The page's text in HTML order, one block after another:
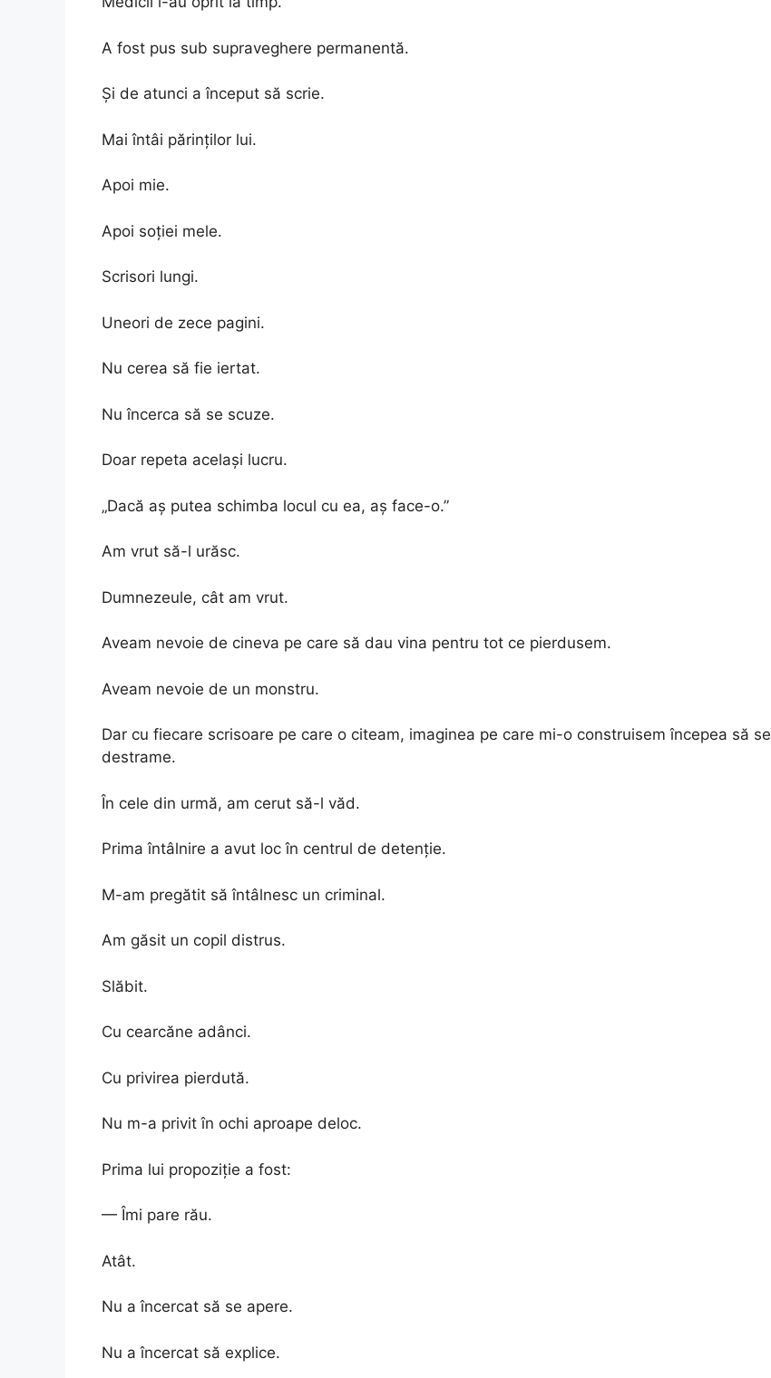
A fost pus sub supraveghere permanentă.
Și de atunci a început să scrie.
Mai întâi părinților lui.
Apoi mie.
Apoi soției mele.
Scrisori lungi.
Uneori de zece pagini.
Nu cerea să fie iertat.
Nu încerca să se scuze.
Doar repeta același lucru.
„Dacă aș putea schimba locul cu ea, aș face-o.”
Am vrut să-l urăsc.
Dumnezeule, cât am vrut.
Aveam nevoie de cineva pe care să dau vina pentru tot ce pierdusem.
Aveam nevoie de un monstru.
Dar cu fiecare scrisoare pe care o citeam, imaginea pe care mi-o construisem începea să se
destrame.
În cele din urmă, am cerut să-l văd.
Prima întâlnire a avut loc în centrul de detenție.
M-am pregătit să întâlnesc un criminal.
Am găsit un copil distrus.
Slăbit.
Cu cearcăne adânci.
Cu privirea pierdută.
Nu m-a privit în ochi aproape deloc.
Prima lui propoziție a fost:
— Îmi pare rău.
Atât.
Nu a încercat să se apere.
Nu a încercat să explice.